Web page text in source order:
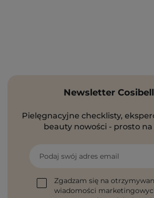
Newsletter
Pielęgnacyjne checklisty,
beauty nowości - prosto
Podaj swój adres email
Zgadzam się na
wiadomości